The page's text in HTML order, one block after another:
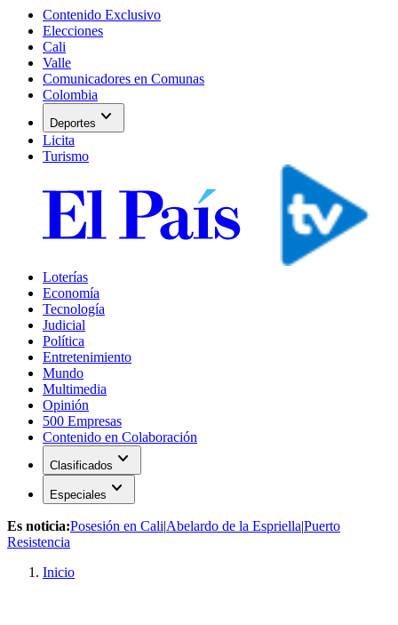
Contenido Exclusivo
Elecciones
Cali
Valle
Comunicadores en Comunas
Colombia
Deportes expand_more
Licita
Turismo
Loterías
Economía
Tecnología
Judicial
Política
Entretenimiento
Mundo
Multimedia
Opinión
500 Empresas
Contenido en Colaboración
Clasificados expand_more
Especiales expand_more
Es noticia:Posesión en Cali|Abelardo de la Espriella|Puerto
Resistencia
Inicio